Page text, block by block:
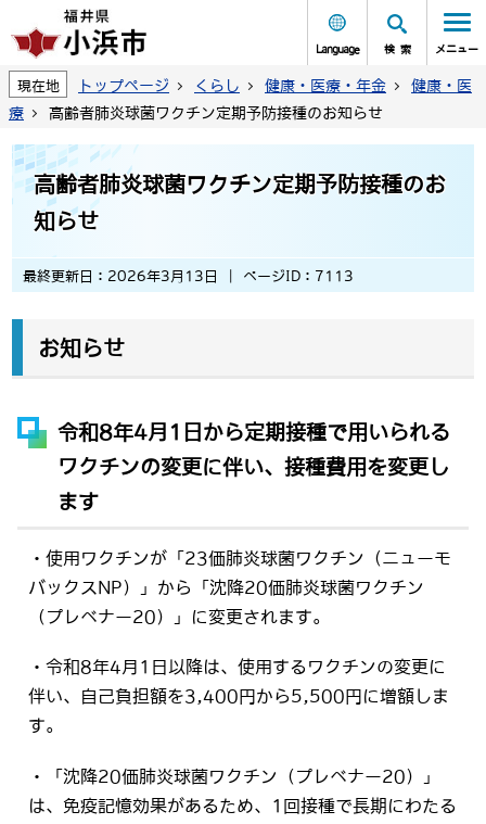
Language 検索 メニュー
現在地 トップページ くらし 健康・医療・年金
健康・医
療
高齢者肺炎球菌ワクチン定期予防接種のお知らせ
高齢者肺炎球菌ワクチン定期予防接種のお
知らせ
最終更新日：2026年3月13日 ページID：7113
お知らせ
令和8年4月1日から定期接種で用いられる
ワクチンの変更に伴い、接種費用を変更し
ます
・使用ワクチンが「23価肺炎球菌ワクチン（ニューモ
バックスNP）」から「沈降20価肺炎球菌ワクチン
（プレベナー20）」に変更されます。
・令和8年4月1日以降は、使用するワクチンの変更に
伴い、自己負担額を3,400円から5,500円に増額しま
す。
・「沈降20価肺炎球菌ワクチン（プレベナー20）」
は、免疫記憶効果があるため、1回接種で長期にわたる